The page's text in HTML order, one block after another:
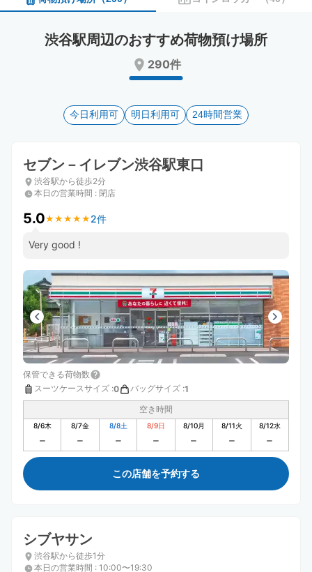
and
date.
the
keyboard
shortcuts
for
changing
dates.
and
a
date.
mark
key
the
keyboard
shortcuts
for
changing
dates.
渋谷駅周辺のおすすめ荷物預け場所
290件
今日利用可 明日利用可 24時間営業
セブン－イレブン渋谷駅東口
渋谷駅から徒歩2分
本日の営業時間 : 閉店
5.0★ ★ ★ ★ ★
★ ★ ★ ★ ★ 2件
Very good !
保管できる荷物数
スーツケースサイズ :0 バッグサイズ :1
空き時間
8/6木 8/7金 8/8土 8/9日 8/10月 8/11火 8/12水
この店舗を予約する
シブヤサン
渋谷駅から徒歩1分
本日の営業時間 : 10:00〜19:30